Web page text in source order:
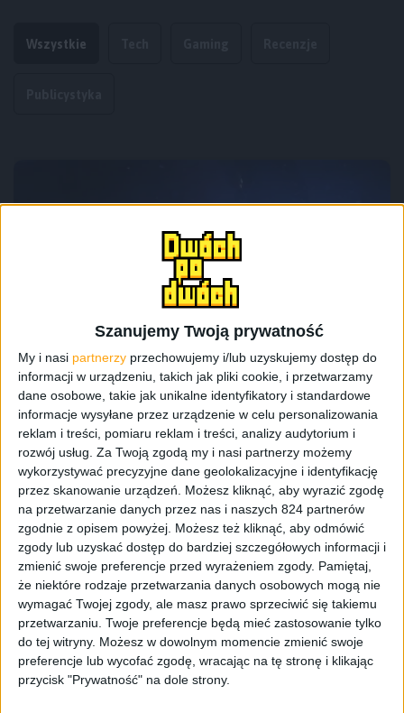
Szanujemy Twoją prywatność
My i nasi partnerzy przechowujemy i/lub uzyskujemy dostęp do
informacji w urządzeniu, takich jak pliki cookie, i przetwarzamy
dane osobowe, takie jak unikalne identyfikatory i standardowe
informacje wysyłane przez urządzenie w celu personalizowania
reklam i treści, pomiaru reklam i treści, analizy audytorium i
rozwój usług. Za Twoją zgodą my i nasi partnerzy możemy
wykorzystywać precyzyjne dane geolokalizacyjne i identyfikację
przez skanowanie urządzeń. Możesz kliknąć, aby wyrazić zgodę
na przetwarzanie danych przez nas i naszych 824 partnerów
zgodnie z opisem powyżej. Możesz też kliknąć, aby odmówić
zgody lub uzyskać dostęp do bardziej szczegółowych informacji i
zmienić swoje preferencje przed wyrażeniem zgody. Pamiętaj,
że niektóre rodzaje przetwarzania danych osobowych mogą nie
wymagać Twojej zgody, ale masz prawo sprzeciwić się takiemu
przetwarzaniu. Twoje preferencje będą mieć zastosowanie tylko
do tej witryny. Możesz w dowolnym momencie zmienić swoje
preferencje lub wycofać zgodę, wracając na tę stronę i klikając
przycisk "Prywatność" na dole strony.
Wszystkie
Felietony Wyróżnione
Elite Dangerous. Gra, z której odchodzi
się po cichu
Targi i wydarzenia